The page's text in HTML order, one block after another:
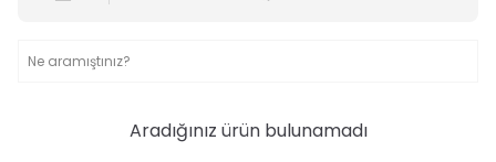
Aradığınız ürün bulunamadı